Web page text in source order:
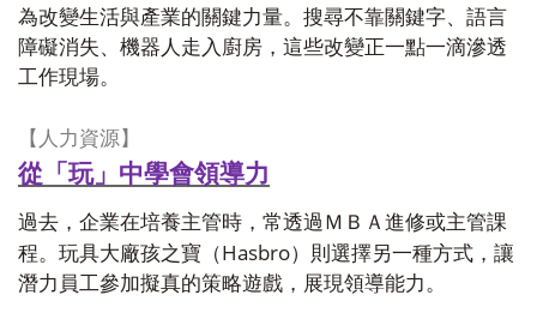
為改變生活與產業的關鍵力量。搜尋不靠關鍵字、語言
障礙消失、機器人走入廚房，這些改變正一點一滴滲透
工作現場。
【人力資源】
從「玩」中學會領導力
過去，企業在培養主管時，常透過ＭＢＡ進修或主管課
程。玩具大廠孩之寶（Hasbro）則選擇另一種方式，讓
潛力員工參加擬真的策略遊戲，展現領導能力。